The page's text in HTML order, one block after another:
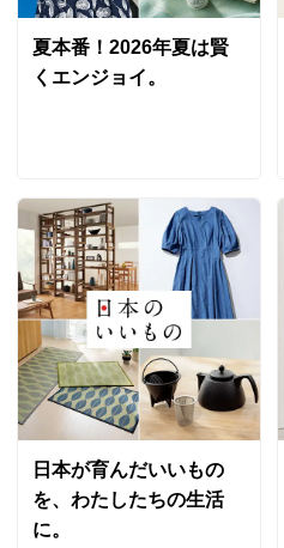
夏本番！2026年夏は賢
くエンジョイ。
日本が育んだいいもの
を、わたしたちの生活
に。